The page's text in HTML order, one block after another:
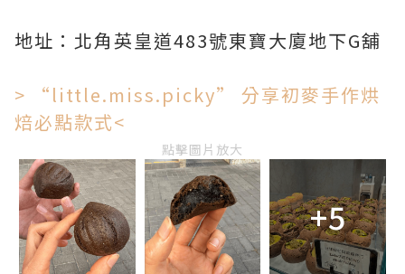
地址：北角英皇道483號東寶大廈地下G舖
> “little.miss.picky” 分享初麥手作烘
焙必點款式<
點擊圖片放大
+5